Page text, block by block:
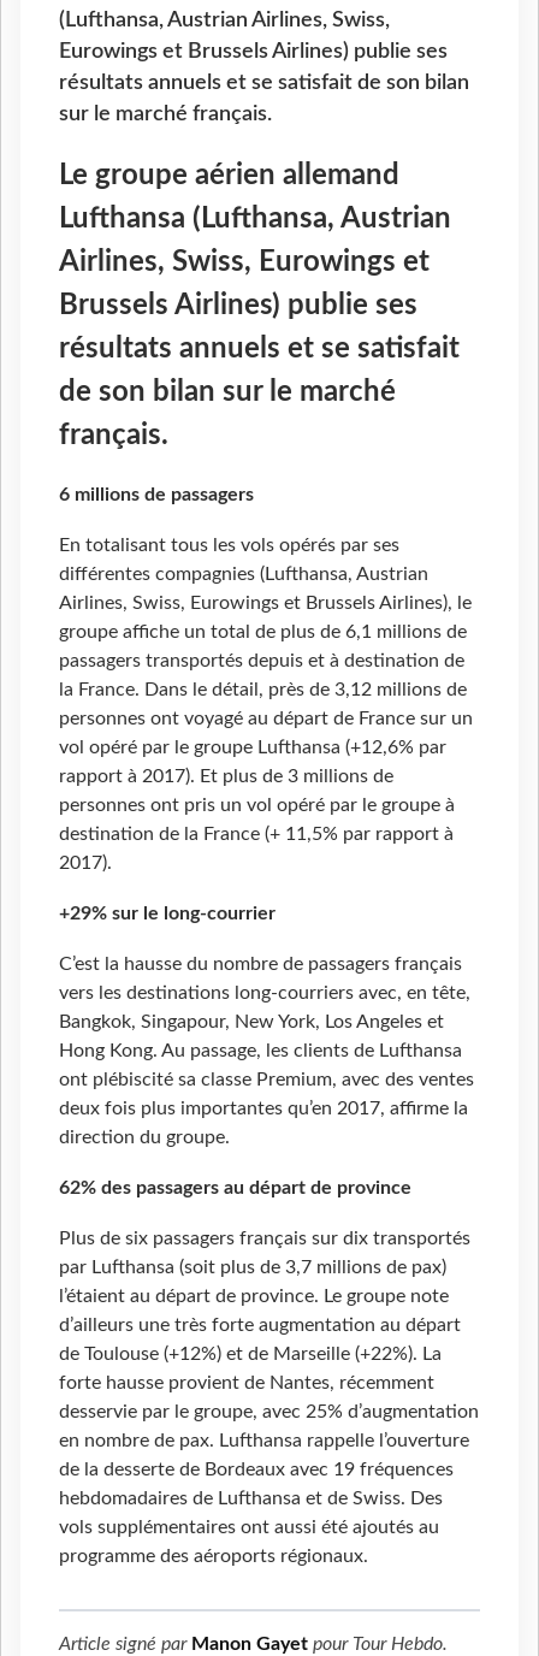
(Lufthansa, Austrian Airlines, Swiss,
Eurowings et Brussels Airlines) publie ses
résultats annuels et se satisfait de son bilan
sur le marché français.
Le groupe aérien allemand
Lufthansa (Lufthansa, Austrian
Airlines, Swiss, Eurowings et
Brussels Airlines) publie ses
résultats annuels et se satisfait
de son bilan sur le marché
français.
6 millions de passagers
En totalisant tous les vols opérés par ses
différentes compagnies (Lufthansa, Austrian
Airlines, Swiss, Eurowings et Brussels Airlines), le
groupe affiche un total de plus de 6,1 millions de
passagers transportés depuis et à destination de
la France. Dans le détail, près de 3,12 millions de
personnes ont voyagé au départ de France sur un
vol opéré par le groupe Lufthansa (+12,6% par
rapport à 2017). Et plus de 3 millions de
personnes ont pris un vol opéré par le groupe à
destination de la France (+ 11,5% par rapport à
2017).
+29% sur le long-courrier
C’est la hausse du nombre de passagers français
vers les destinations long-courriers avec, en tête,
Bangkok, Singapour, New York, Los Angeles et
Hong Kong. Au passage, les clients de Lufthansa
ont plébiscité sa classe Premium, avec des ventes
deux fois plus importantes qu’en 2017, affirme la
direction du groupe.
62% des passagers au départ de province
Plus de six passagers français sur dix transportés
par Lufthansa (soit plus de 3,7 millions de pax)
l’étaient au départ de province. Le groupe note
d’ailleurs une très forte augmentation au départ
de Toulouse (+12%) et de Marseille (+22%). La
forte hausse provient de Nantes, récemment
desservie par le groupe, avec 25% d’augmentation
en nombre de pax. Lufthansa rappelle l’ouverture
de la desserte de Bordeaux avec 19 fréquences
hebdomadaires de Lufthansa et de Swiss. Des
vols supplémentaires ont aussi été ajoutés au
programme des aéroports régionaux.
Article signé par Manon Gayet pour Tour Hebdo.